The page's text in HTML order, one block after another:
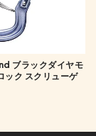
ブラックダイヤモ
ック スクリューゲ